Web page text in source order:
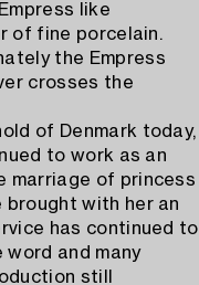
like
of fine porcelain.
the Empress
crosses the
of Denmark today,
to work as an
marriage of princess
brought with her an
has continued to
and many
still